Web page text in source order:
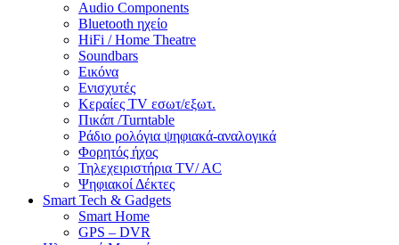
Audio Components
Bluetooth ηχείο
HiFi / Home Theatre
Soundbars
Εικόνα
Ενισχυτές
Κεραίες TV εσωτ/εξωτ.
Πικάπ /Turntable
Ράδιο ρολόγια ψηφιακά-αναλογικά
Φορητός ήχος
Τηλεχειριστήρια TV/ AC
Ψηφιακοί Δέκτες
Smart Tech & Gadgets
Smart Home
GPS – DVR